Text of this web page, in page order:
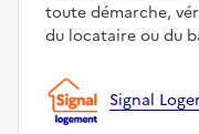
toute démarche,
du locataire ou du
Signal